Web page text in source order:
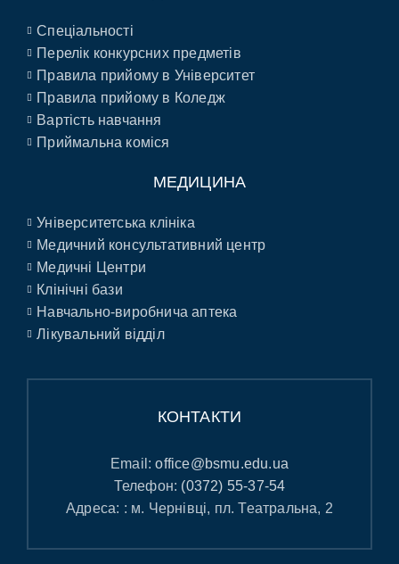
Спеціальності
Перелік конкурсних предметів
Правила прийому в Університет
Правила прийому в Коледж
Вартість навчання
Приймальна коміся
МЕДИЦИНА
Університетська клініка
Медичний консультативний центр
Медичні Центри
Клінічні бази
Навчально-виробнича аптека
Лікувальний відділ
КОНТАКТИ
Email:office@bsmu.edu.ua
Телефон: (0372) 55-37-54
Адреса: : м. Чернівці, пл. Театральна, 2